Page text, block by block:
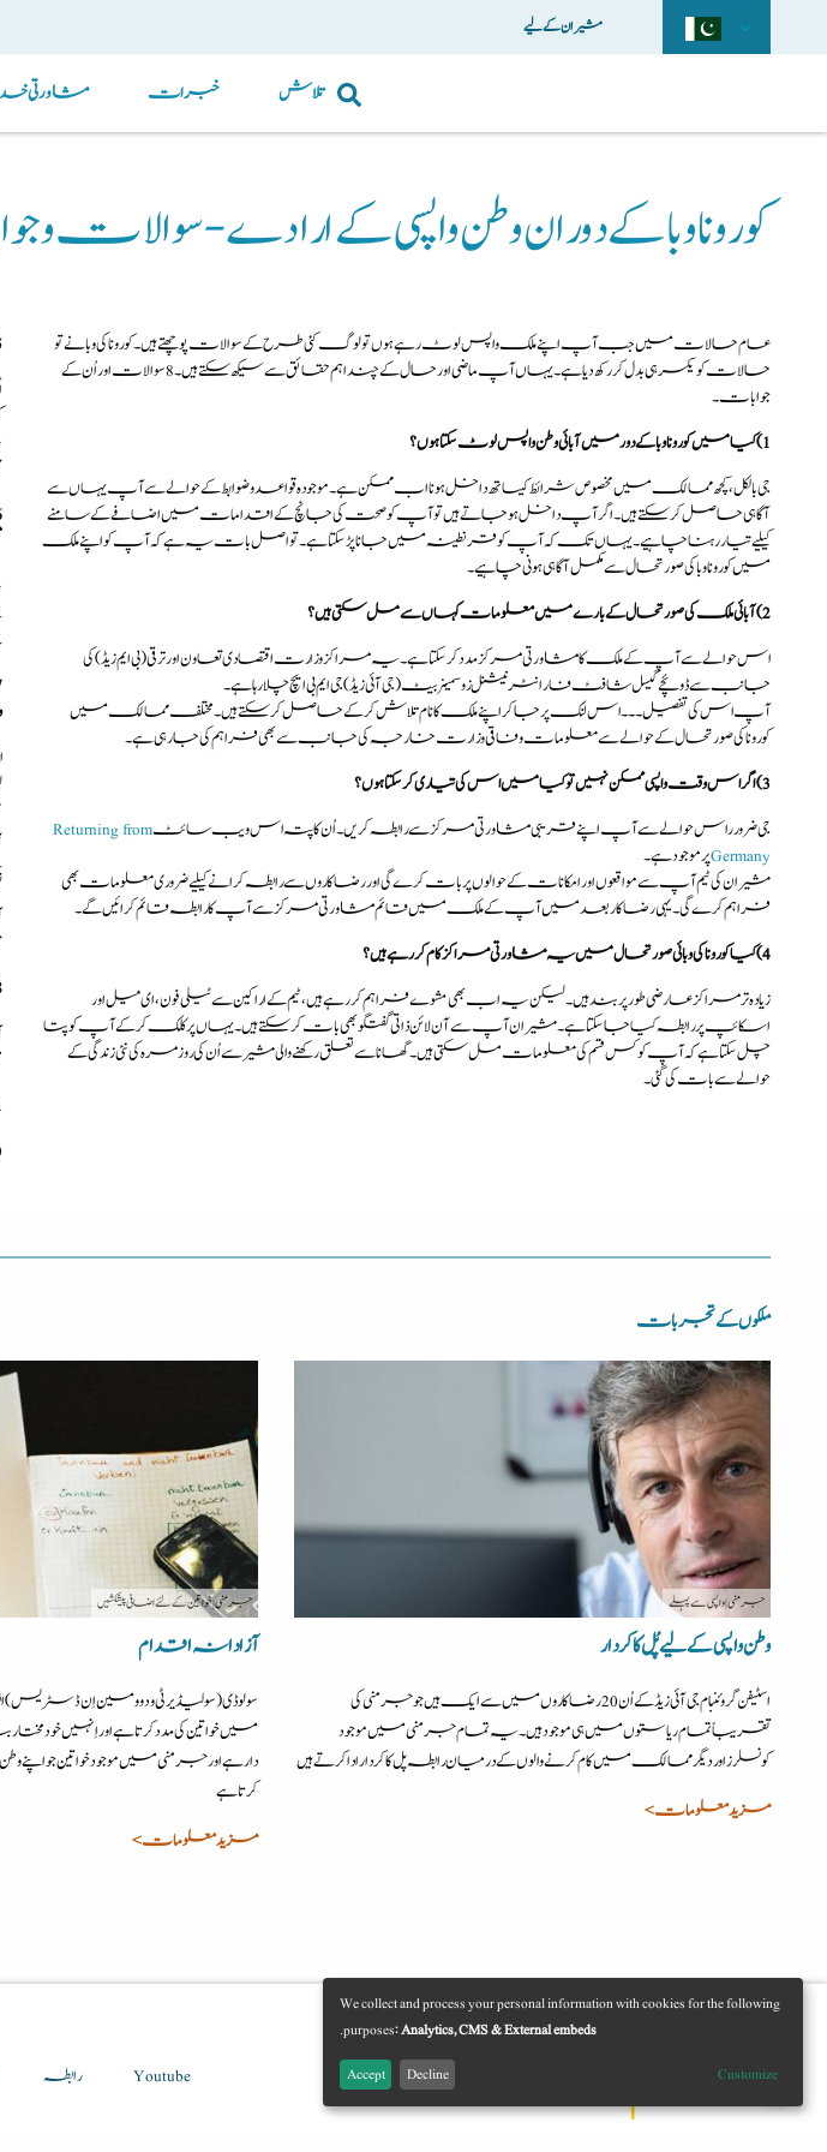
مشیران کے لیے
مشاورتی خبرات تلاش
کورونا وبا کے دوران وطن واپسی کے ارادے - سوالات
عام حالات میں جب آپ اپنے ملک واپس لوٹ رہے ہوں تو لوگ کئی طرح کے سوالات پوچھتے ہیں۔کورونا کی وبا نے تو
حالات کو یکسر ہی بدل کر رکھ دیا ہے۔یہاں آپ ماضی اور حال کے چند اہم حقائق سے سیکھ سکتے ہیں ۔8سوالات اور اُن کے
جوابات۔
1)کیا میں کورونا وبا کے دور میں آبائی وطن واپس لوٹ سکتا ہوں؟
جی بالکل،کچھ ممالک میں مخصوص شرائط کیساتھ داخل ہونا اب ممکن ہے۔موجودہ قواعد و ضوابط کے حوالے سے آپ یہاں سے
آگاہی حاصل کرسکتے ہیں۔ اگر آپ داخل ہوجاتے ہیں تو آپ کو صحت کی جانچ کے اقدامات میں اضافے کے سامنے
کیلیے تیار رہنا چاہیے۔یہاں تک کہ آپ کو قرنطینہ میں جانا پڑسکتا ہے۔تو اصل بات یہ ہے کہ آپ کو اپنے ملک
میں کورونا وبا کی صورتحال سے مکمل آگاہی ہونی چاہیے۔
2)آبائی ملک کی صورتحال کے بارے میں معلومات کہاں سے مل سکتی ہیں؟
اس حوالے سے آپ کے ملک کا مشاورتی مرکز مددکرسکتا ہے۔یہ مراکز وزارت اقتصادی تعاون اور ترقی (بی ایم زیڈ) کی
جانب سے ڈوئچے گیسل شافٹ فار انٹرنیشنل زوسمینربیٹ (جی آئی زیڈ) جی ایم بی ایچ چلارہا ہے۔
آپ اس کی تفصیل ۔۔۔ اس لنک پر جاکر اپنے ملک کا نام تلاش کرکے حاصل کرسکتے ہیں۔ مختلف ممالک میں
کوروناکی صورتحال کے حوالے سے معلومات وفاقی وزارت خارجہ کی جانب سے بھی فراہم کی جارہی ہے۔
3)اگر اس وقت واپسی ممکن نہیں تو کیا میں اس کی تیاری کرسکتا ہوں؟
جی ضرورر اس حوالے سے آپ اپنے قریبی مشاورتی مرکز سے رابطہ کریں۔ اُن کا پتہ اس ویب سائٹReturning from
Germanyپر موجود ہے۔
مشیران کی ٹیم آپ سے مواقعوں اور امکانات کے حوالوں پر بات کرے گی اور رضاکاروں سے رابطہ کرانے کیلیے ضروری معلومات بھی
فراہم کرے گی۔یہی رضاکار بعد میں آپ کے ملک میں قائم مشاورتی مرکز سے آپ کا رابطہ قائم کرائیں گے۔
4)کیا کورونا کی وبائی صورتحال میں یہ مشاورتی مراکز کام کررہے ہیں؟
زیادہ تر مراکز عارضی طور پر بند ہیں۔ لیکن یہ اب بھی مشوے فراہم کررہے ہیں،ٹیم کے اراکین سے ٹیلی فون،ای میل اور
اسکائپ پررابطہ کیا جاسکتا ہے۔مشیران آپ سے آن لائن ذاتی گفتگو بھی بات کرسکتے ہیں۔یہاں پر کلک کرکے آپ کو پتا
چل سکتا ہے کہ آپ کو کس قسم کی معلومات مل سکتی ہیں۔گھانا سے تعلق رکھنے والی مشیر سے اُن کی روز مرہ کی نئی زندگی کے
حوالے سے بات کی گئی۔
5)آن لائن
8)کورونا کی وبا
ملکوں کے تجربات
جرمنی| واپسی سے پہلے
وطن واپسی کے لیے پُل کا کردار
اسٹیفن گروئنبام جی آئی زیڈ کے اُن 20 رضاکاروں میں سے ایک ہیں جو جرمنی کی
تقریباً تمام ریاستوں میں ہی موجود ہیں۔یہ تمام جرمنی میں موجود
کونسلرز اوردیگر ممالک میں کام کرنے والوں کے درمیان رابطہ پل کا کردار ادا کرتے ہیں
مزید معلومات >
جرمنی| خواتین کے لئے اضافی پیشکشیں
آزادانہ اقدام
سولوڈی (سولیڈیرٹی ود وومین اِن ڈسٹریس)
میں خواتین کی مددکرتا ہے اور اِنہیں
دار ہے اور جرمنی میں موجود خواتین جو اپنے
کرتا ہے
مزید معلومات >
فراہم کردہ
Youtube
رابطہ
of
We collect and process your personal information with cookies for the following
purposes:Analytics, CMS & External embeds
.
Customize
Decline
Accept